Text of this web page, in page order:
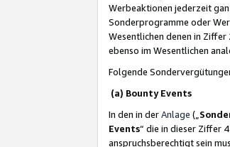
Werbeaktionen jederzeit
Sonderprogramme oder
Wesentlichen denen in
ebenso im Wesentlichen
Folgende
(a) Bounty Events
In den in derAnlage („
Events“ die in dieser Ziffer
anspruchsberechtigt sein